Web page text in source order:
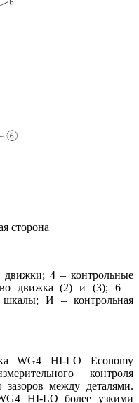
движки; 4 – контрольные
движка (2) и (3); 6 –
И – контрольная
WG4 HI-LO Economy
контроля
между деталями.
HI-LO более узкими